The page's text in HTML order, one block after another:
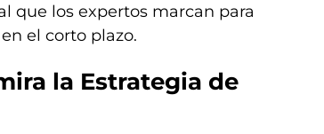
que los expertos marcan para
el corto plazo.
la Estrategia de